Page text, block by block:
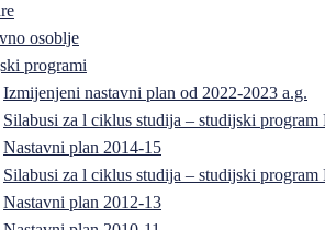
osoblje
programi
Izmijenjeni nastavni plan od 2022-2023 a.g.
Silabusi za l ciklus studija – studijski
Nastavni plan 2014-15
Silabusi za l ciklus studija – studijski program
Nastavni plan 2012-13